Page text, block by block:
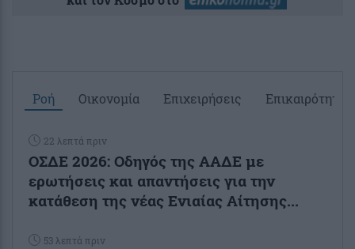
Ροή Οικονομία Επιχειρήσεις Επικαιρότητα
22 λεπτά πριν
ΟΣΔΕ 2026: Οδηγός της ΑΑΔΕ με
ερωτήσεις και απαντήσεις για την
κατάθεση της νέας Ενιαίας Αίτησης...
53 λεπτά πριν